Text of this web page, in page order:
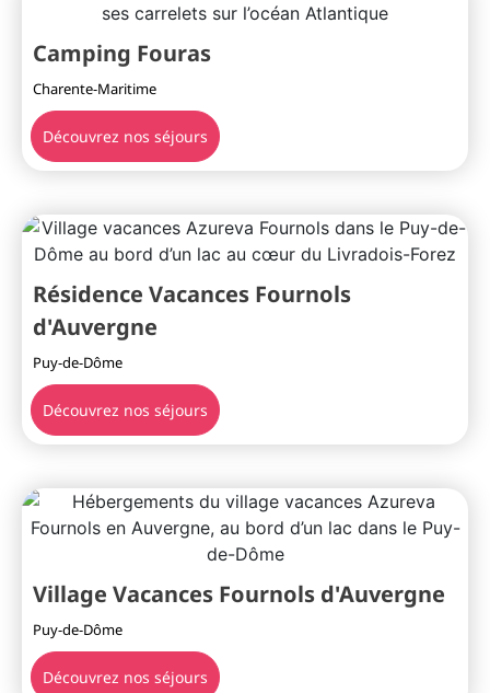
Camping Fouras
Charente-Maritime
Découvrez nos séjours
Résidence Vacances Fournols
d'Auvergne
Puy-de-Dôme
Découvrez nos séjours
Village Vacances Fournols d'Auvergne
Puy-de-Dôme
Découvrez nos séjours